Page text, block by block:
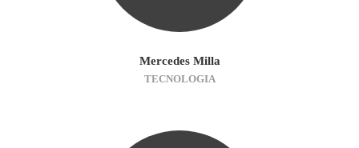
Mercedes Milla
TECNOLOGIA